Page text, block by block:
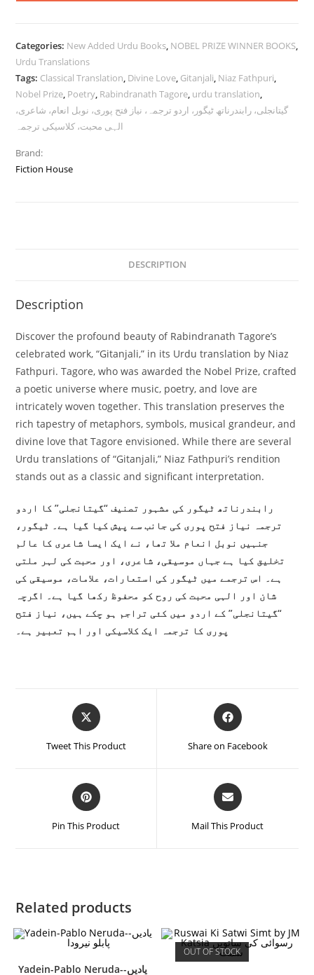
Categories: New Added Urdu Books, NOBEL PRIZE WINNER BOOKS,
Urdu Translations
Tags: Classical Translation, Divine Love, Gitanjali, Niaz Fathpuri,
Nobel Prize, Poetry, Rabindranath Tagore, urdu translation,
گیتانجلی، رابندرناتھ ٹیگور، اردو ترجمہ، نیاز فتح پوری، نوبل انعام، شاعری،
الہی محبت، کلاسیکی ترجمہ
Brand:
Fiction House
DESCRIPTION
Description
Discover the profound beauty of Rabindranath Tagore’s
celebrated work, “Gitanjali,” in its Urdu translation by Niaz
Fathpuri. Tagore, who was awarded the Nobel Prize, crafted
a poetic universe where music, poetry, and love are
intricately woven together. This translation preserves the
rich tapestry of metaphors, symbols, musical grandeur, and
divine love that Tagore envisioned. While there are several
Urdu translations of “Gitanjali,” Niaz Fathpuri’s rendition
stands out as a classic and significant interpretation.
رابندرناتھ ٹیگور کی مشہور تصنیف “گیتانجلی” کا اردو
ترجمہ نیاز فتح پوری کی جانب سے پیش کیا گیا ہے۔ ٹیگور،
جنہیں نوبل انعام ملا تھا، نے ایک ایسا شاعری کا عالم
تخلیق کیا ہے جہاں موسیقی، شاعری، اور محبت کی لہر ملتی
ہے۔ اس ترجمے میں ٹیگور کی استعارات، علامات، موسیقی کی
شان اور الہی محبت کی روح کو محفوظ رکھا گیا ہے۔ اگرچہ
“گیتانجلی” کے اردو میں کئی تراجم ہو چکے ہیں، نیاز فتح
پوری کا ترجمہ ایک کلاسیکی اور اہم تعبیر ہے۔
Tweet This Product Share on Facebook
Pin This Product Mail This Product
Related products
Yadein-Pablo Neruda-یادیں-
OUT OF STOCK